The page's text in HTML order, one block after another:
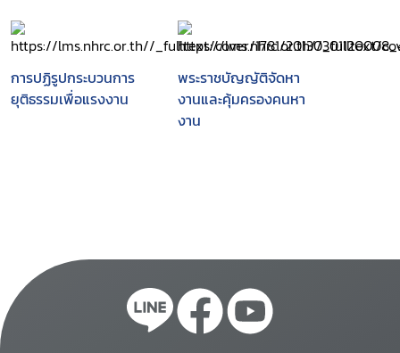
การปฏิรูปกระบวนการ
ยุติธรรมเพื่อแรงงาน
พระราชบัญญัติจัดหา
งานและคุ้มครองคนหา
งาน